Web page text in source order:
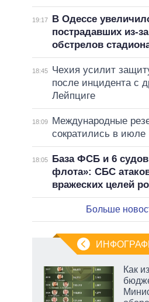
19:17
В Одессе
пострадавших из-
обстрелов
18:45
Чехия усилит
после инцидента с
Лейпциге
18:09
Международные
сократились в июле
18:05
База ФСБ и 6 судов
флота»: СБС
вражеских целей
Больше
Как